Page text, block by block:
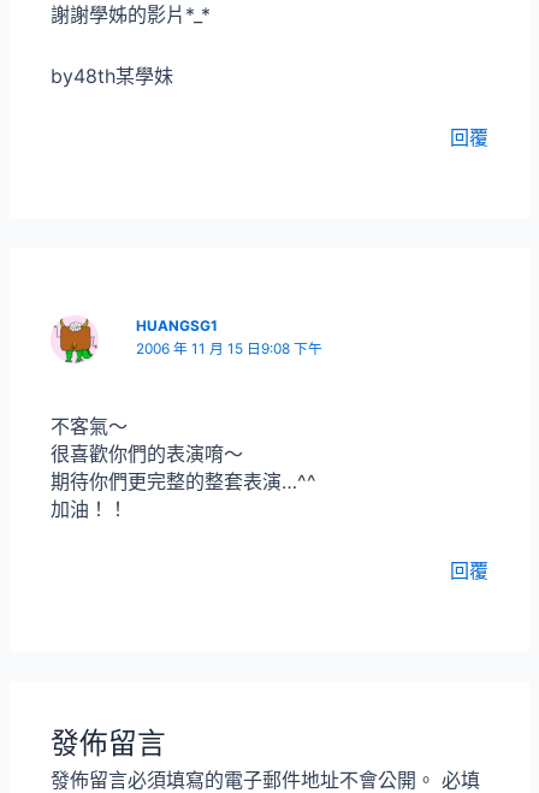
謝謝學姊的影片*_*
by48th某學妹
回覆
HUANGSG1
2006 年 11 月 15 日9:08 下午
不客氣～
很喜歡你們的表演唷～
期待你們更完整的整套表演…^^
加油！！
回覆
發佈留言
發佈留言必須填寫的電子郵件地址不會公開。 必填